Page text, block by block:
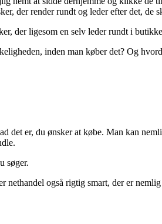
der render rundt og leder efter det, de
der ligesom en selv leder rundt i
inden man køber det? Og
det er, du ønsker at købe. Man kan
søger.
også rigtig smart, der er nemlig